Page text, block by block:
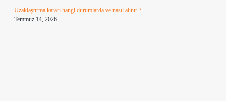
Uzaklaştırma kararı hangi durumlarda ve nasıl alınır ?
Temmuz 14, 2026